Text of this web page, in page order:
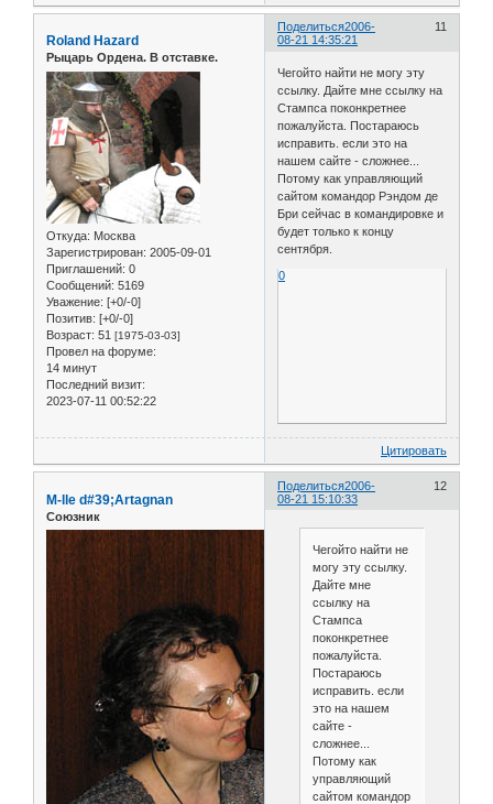
Поделиться 11
2006-
08-21 14:35:21
Roland Hazard
Рыцарь Ордена. В отставке.
Откуда: Москва
Зарегистрирован: 2005-09-01
Приглашений: 0
Сообщений: 5169
Уважение: [+0/-0]
Позитив: [+0/-0]
Возраст: 51 [1975-03-03]
Провел на форуме:
14 минут
Последний визит:
2023-07-11 00:52:22
Чегойто найти не могу эту
ссылку. Дайте мне ссылку на
Стампса поконкретнее
пожалуйста. Постараюсь
исправить. если это на
нашем сайте - сложнее...
Потому как управляющий
сайтом командор Рэндом де
Бри сейчас в командировке и
будет только к концу
сентября.
0
Цитировать
Поделиться 12
2006-
08-21 15:10:33
M-lle d#39;Artagnan
Союзник
Чегойто найти не
могу эту ссылку.
Дайте мне
ссылку на
Стампса
поконкретнее
пожалуйста.
Постараюсь
исправить. если
это на нашем
сайте -
сложнее...
Потому как
управляющий
сайтом командор